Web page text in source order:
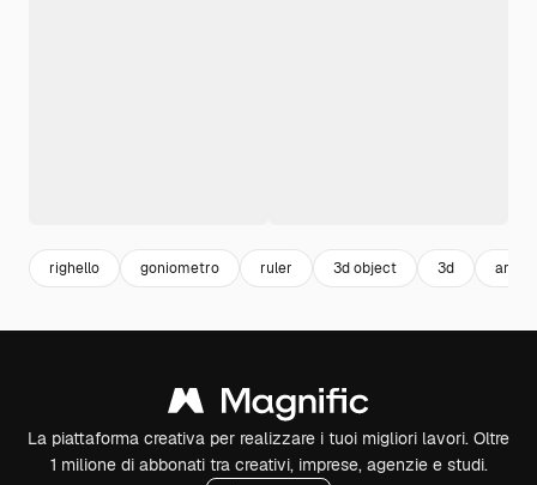
righello goniometro ruler 3d object 3d
La piattaforma creativa per realizzare i tuoi migliori lavori. Oltre
1 milione di abbonati tra creativi, imprese, agenzie e studi.